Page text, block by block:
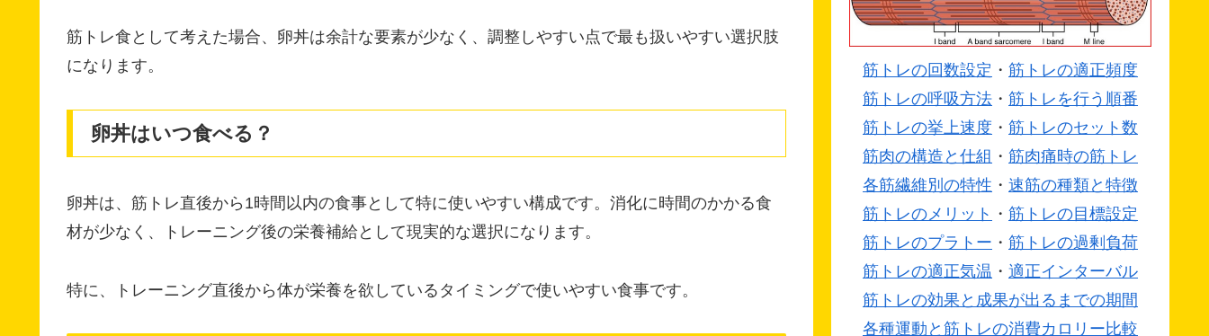
筋トレ食として考えた場合、卵丼は余計な要素が少なく、調整しやすい点で最も扱いやすい選択肢
になります。
卵丼はいつ食べる？
卵丼は、筋トレ直後から1時間以内の食事として特に使いやすい構成です。消化に時間のかかる食
材が少なく、トレーニング後の栄養補給として現実的な選択になります。
特に、トレーニング直後から体が栄養を欲しているタイミングで使いやすい食事です。
筋トレの回数設定 ・ 筋トレの適正頻度
筋トレの呼吸方法 ・ 筋トレを行う順番
筋トレの挙上速度 ・ 筋トレのセット数
筋肉の構造と仕組 ・ 筋肉痛時の筋トレ
各筋繊維別の特性 ・ 速筋の種類と特徴
筋トレのメリット ・ 筋トレの目標設定
筋トレのプラトー ・ 筋トレの過剰負荷
筋トレの適正気温 ・ 適正インターバル
筋トレの効果と成果が出るまでの期間
各種運動と筋トレの消費カロリー比較